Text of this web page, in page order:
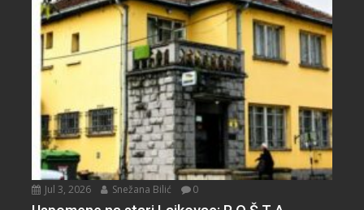
Jul 3, 2026 Snežana Bilić 0